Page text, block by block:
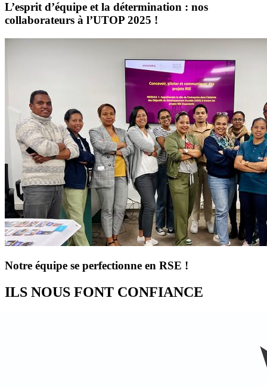
L’esprit d’équipe et la détermination : nos
collaborateurs à l’UTOP 2025 !
Notre équipe se perfectionne en RSE !
ILS NOUS FONT CONFIANCE